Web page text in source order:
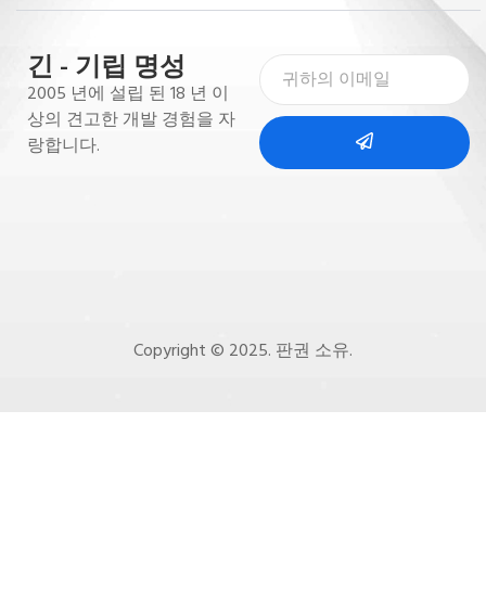
긴 - 기립 명성
2005 년에 설립 된 18 년 이
상의 견고한 개발 경험을 자
랑합니다.
Copyright © 2025. 판권 소유.